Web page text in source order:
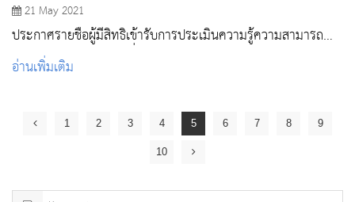
21 May 2021
ประกาศรายชื่อผู้มีสิทธิเข้ารับการประเมินความรู้ความสามารถ
ทักษะ และสมรรถนะ เพื่อสรรหา พนักงานจ้างเหมาบริการ
ตำแหน่ง พนักงานธุรการ
อ่านเพิ่มเติม
1 2 3 4 5 6 7 8 9
10